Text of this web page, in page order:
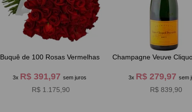
Buquê de 100 Rosas Vermelhas
3x R$ 391,97sem juros
R$ 1.175,90
Champagne Veuve
3x R$ 279,97 sem
R$ 839,90